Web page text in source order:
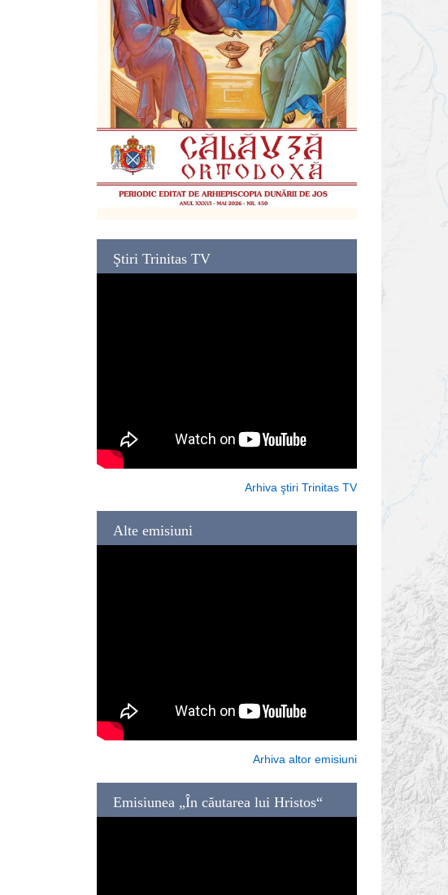
Ştiri Trinitas TV
Arhiva ştiri Trinitas TV
Alte emisiuni
Arhiva altor emisiuni
Emisiunea „În căutarea lui Hristos“